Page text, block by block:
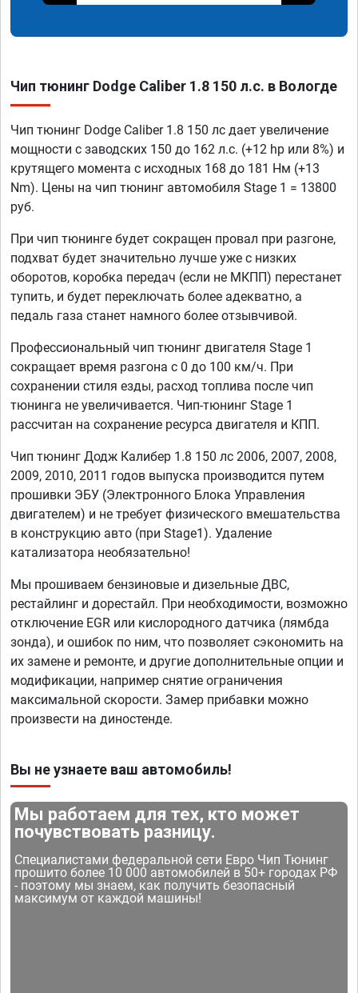
Чип тюнинг Dodge Caliber 1.8 150 л.с. в Вологде
Чип тюнинг Dodge Caliber 1.8 150 лс дает увеличение
мощности с заводских 150 до 162 л.с. (+12 hp или 8%) и
крутящего момента с исходных 168 до 181 Нм (+13
Nm). Цены на чип тюнинг автомобиля Stage 1 = 13800
руб.
При чип тюнинге будет сокращен провал при разгоне,
подхват будет значительно лучше уже с низких
оборотов, коробка передач (если не МКПП) перестанет
тупить, и будет переключать более адекватно, а
педаль газа станет намного более отзывчивой.
Профессиональный чип тюнинг двигателя Stage 1
сокращает время разгона с 0 до 100 км/ч. При
сохранении стиля езды, расход топлива после чип
тюнинга не увеличивается. Чип-тюнинг Stage 1
рассчитан на сохранение ресурса двигателя и КПП.
Чип тюнинг Додж Калибер 1.8 150 лс 2006, 2007, 2008,
2009, 2010, 2011 годов выпуска производится путем
прошивки ЭБУ (Электронного Блока Управления
двигателем) и не требует физического вмешательства
в конструкцию авто (при Stage1). Удаление
катализатора необязательно!
Мы прошиваем бензиновые и дизельные ДВС,
рестайлинг и дорестайл. При необходимости, возможно
отключение EGR или кислородного датчика (лямбда
зонда), и ошибок по ним, что позволяет сэкономить на
их замене и ремонте, и другие дополнительные опции и
модификации, например снятие ограничения
максимальной скорости. Замер прибавки можно
произвести на диностенде.
Вы не узнаете ваш автомобиль!
Мы работаем для тех, кто может
почувствовать разницу.
Специалистами федеральной сети Евро Чип Тюнинг
прошито более 10 000 автомобилей в 50+ городах РФ
- поэтому мы знаем, как получить безопасный
максимум от каждой машины!